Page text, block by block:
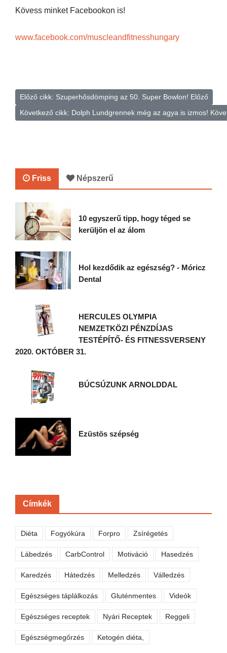
Kövess minket Facebookon is!
www.facebook.com/muscleandfitnesshungary
Előző cikk: Szuperhősdömping az 50. Super Bowlon! Előző
Következő cikk: Dolph Lundgrennek még az agya is izmos!
Friss Népszerű
10 egyszerű tipp, hogy téged se
kerüljön el az álom
Hol kezdődik az egészség? - Móricz
Dental
HERCULES OLYMPIA
NEMZETKÖZI PÉNZDÍJAS
TESTÉPÍTŐ- ÉS FITNESSVERSENY
2020. OKTÓBER 31.
BÚCSÚZUNK ARNOLDDAL
Ezüstös szépség
Címkék
Diéta Fogyókúra Forpro Zsírégetés
Lábedzés CarbControl Motiváció Hasedzés
Karedzés Hátedzés Melledzés Válledzés
Egészséges táplálkozás Gluténmentes Videók
Egészséges receptek Nyári Receptek Reggeli
Egészségmegőrzés Ketogén diéta,